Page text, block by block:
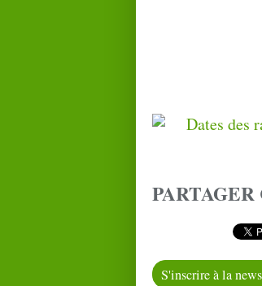
S'inscrire à la